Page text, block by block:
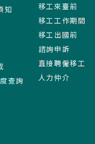
知
查詢
移工來臺前
移工工作期間
移工出國前
諮詢申訴
直接聘僱移工
人力仲介